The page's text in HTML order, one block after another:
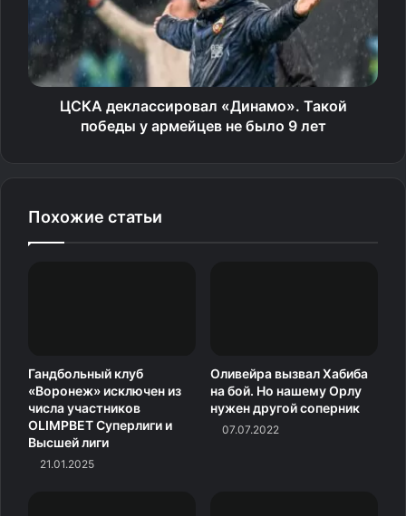
ЦСКА деклассировал «Динамо». Такой
победы у армейцев не было 9 лет
Похожие статьи
Гандбольный клуб
«Воронеж» исключен из
числа участников
OLIMPBET Суперлиги и
Высшей лиги
21.01.2025
Оливейра вызвал Хабиба
на бой. Но нашему Орлу
нужен другой соперник
07.07.2022